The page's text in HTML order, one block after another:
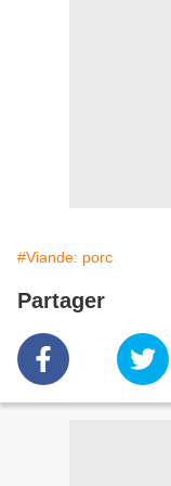
#Viande: porc
Partager